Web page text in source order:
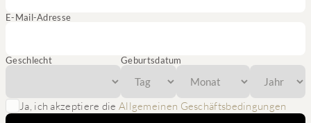
E-Mail-Adresse
Geschlecht Geburtsdatum
Ja, ich akzeptiere die Allgemeinen Geschäftsbedingungen